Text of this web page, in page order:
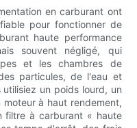
en carburant ont
pour fonctionner de
haute performance
souvent négligé, qui
et les chambres de
particules, de l'eau et
un poids lourd, un
à haut rendement,
filtre à carburant « haute